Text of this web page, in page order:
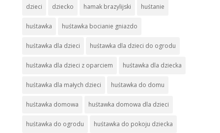
dzieci dziecko hamak brazylijski huśtanie
huśtawka huśtawka bocianie gniazdo
huśtawka dla dzieci huśtawka dla dzieci do ogrodu
huśtawka dla dzieci z oparciem huśtawka dla dziecka
huśtawka dla małych dzieci huśtawka do domu
huśtawka domowa huśtawka domowa dla dzieci
huśtawka do ogrodu huśtawka do pokoju dziecka